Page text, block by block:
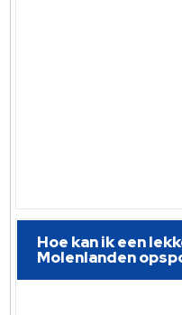
Hoe kan ik een
Molenlanden